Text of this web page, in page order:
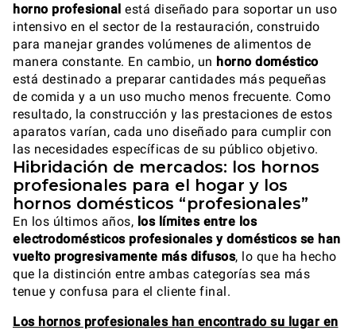
horno profesional está diseñado para soportar un uso
intensivo en el sector de la restauración, construido
para manejar grandes volúmenes de alimentos de
manera constante. En cambio, un horno doméstico
está destinado a preparar cantidades más pequeñas
de comida y a un uso mucho menos frecuente. Como
resultado, la construcción y las prestaciones de estos
aparatos varían, cada uno diseñado para cumplir con
las necesidades específicas de su público objetivo.
Hibridación de mercados: los hornos
profesionales para el hogar y los
hornos domésticos “profesionales”
En los últimos años, los límites entre los
electrodomésticos profesionales y domésticos se han
vuelto progresivamente más difusos, lo que ha hecho
que la distinción entre ambas categorías sea más
tenue y confusa para el cliente final.
Los hornos profesionales han encontrado su lugar en